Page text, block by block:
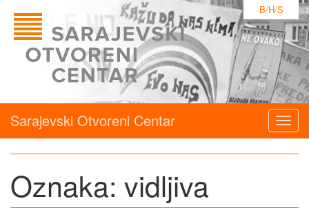
B/H/S
Sarajevski Otvoreni Centar
Oznaka: vidljiva